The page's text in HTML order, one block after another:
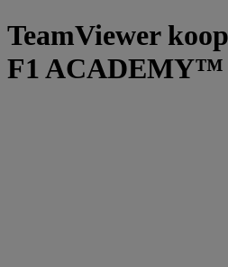
TeamViewer
F1 ACADEMY™